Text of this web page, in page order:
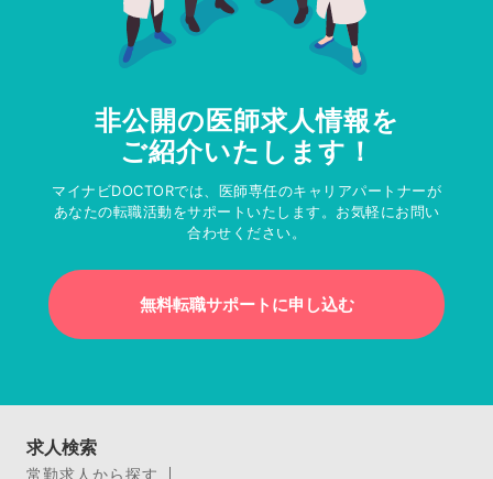
非公開の医師求人情報を
ご紹介いたします！
マイナビDOCTORでは、医師専任のキャリアパートナーが
あなたの転職活動をサポートいたします。お気軽にお問い
合わせください。
無料転職サポートに申し込む
求人検索
常勤求人から探す